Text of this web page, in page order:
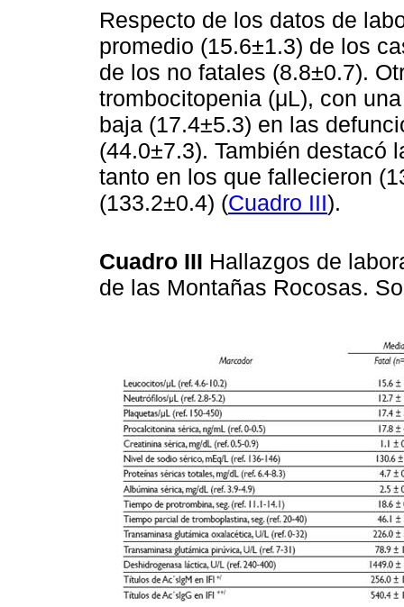
Respecto de los datos de
promedio (15.6±1.3) de los
de los no fatales (8.8±0.7).
trombocitopenia (μL), con
baja (17.4±5.3) en las
(44.0±7.3). También destacó
tanto en los que fallecieron
(133.2±0.4) (Cuadro III).
Cuadro III Hallazgos de
de las Montañas Rocosas.